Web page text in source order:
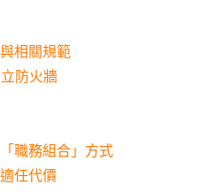
相關規範
防火牆
職務組合」方式
任代價